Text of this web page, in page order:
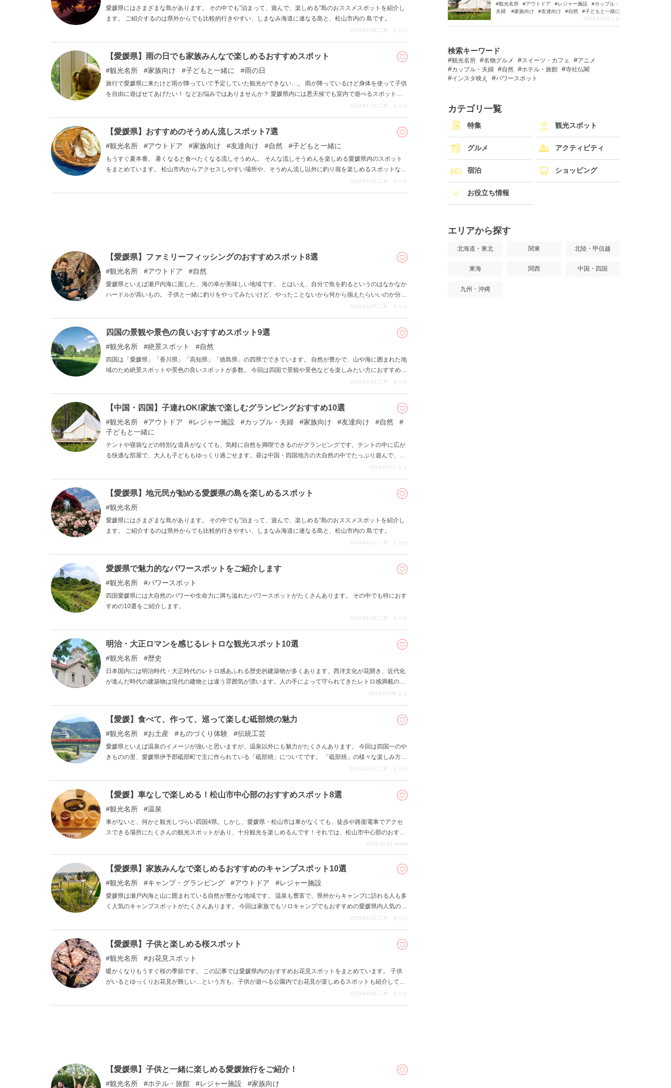
愛媛県にはさまざまな島があります。 その中でも”泊まって、遊んで、楽しめる”島のおススメスポットを紹介し
ます。 ご紹介するのは県外からでも比較的行きやすい、しまなみ海道に連なる島と、松山市内の 島です。
2024-08-06 二木 えりか
【愛媛県】雨の日でも家族みんなで楽しめるおすすめスポット
観光名所 家族向け 子どもと一緒に 雨の日
旅行で愛媛県に来たけど雨が降っていて予定していた観光ができない…。 雨が降っているけど身体を使って子供
を自由に遊ばせてあげたい！ などお悩みではありませんか？ 愛媛県内には悪天候でも室内で遊べるスポットが
たくさんあります。 今回はおすすめの「雨の日でも親子で楽しめる愛媛県のスポット」をご紹介します。
2024-07-12 二木 えりか
【愛媛県】おすすめのそうめん流しスポット7選
観光名所 アウトドア 家族向け 友達向け 自然 子どもと一緒に
もうすぐ夏本番。 暑くなると食べたくなる流しそうめん。 そんな流しそうめんを楽しめる愛媛県内のスポット
をまとめています。 松山市内からアクセスしやすい場所や、そうめん流し以外に釣り堀を楽しめるスポットなど
2024-07-11 二木 えりか
【愛媛県】ファミリーフィッシングのおすすめスポット8選
観光名所 アウトドア 自然
愛媛県といえば瀬戸内海に面した、海の幸が美味しい地域です。 とはいえ、自分で魚を釣るというのはなかなか
ハードルが高いもの。 子供と一緒に釣りをやってみたいけど、やったことないから何から揃えたらいいのか分か
らないし、どこに行けば釣れるのかも分からない…。 そんな方はぜひこの記事を参考にしてみてください。 愛
2024-06-27 二木 えりか
四国の景観や景色の良いおすすめスポット9選
観光名所 絶景スポット 自然
四国は「愛媛県」「香川県」「高知県」「徳島県」の四県でできています。 自然が豊かで、山や海に囲まれた地
域のため絶景スポットや景色の良いスポットが多数。 今回は四国で景観や景色などを楽しみたい方におすすめの
2024-06-24 二木 えりか
【中国・四国】子連れOK!家族で楽しむグランピングおすすめ10選
観光名所 アウトドア レジャー施設 カップル・夫婦 家族向け 友達向け
自然
子どもと一緒に
テントや寝袋などの特別な道具がなくても、気軽に自然を満喫できるのがグランピングです。テントの中に広が
る快適な部屋で、大人も子どももゆっくり過ごせます。昼は中国・四国地方の大自然の中でたっぷり遊んで、夜
2024-04-22 とも
【愛媛県】地元民が勧める愛媛県の島を楽しめるスポット
観光名所
愛媛県にはさまざまな島があります。 その中でも”泊まって、遊んで、楽しめる”島のおススメスポットを紹介し
ます。 ご紹介するのは県外からでも比較的行きやすい、しまなみ海道に連なる島と、松山市内の 島です。
2024-03-21 二木 えりか
愛媛県で魅力的なパワースポットをご紹介します
観光名所 パワースポット
四国愛媛県には大自然のパワーや生命力に満ち溢れたパワースポットがたくさんあります。 その中でも特におす
すめの10選をご紹介します。
2024-02-20 二木 えりか
明治・大正ロマンを感じるレトロな観光スポット10選
観光名所 歴史
日本国内には明治時代・大正時代のレトロ感あふれる歴史的建築物が多くあります。西洋文化が花開き、近代化
が進んだ時代の建築物は現代の建物とは違う雰囲気が漂います。人の手によって守られてきたレトロ感満載の建
2024-02-06 とも
【愛媛】食べて、作って、巡って楽しむ砥部焼の魅力
観光名所 お土産 ものづくり体験 伝統工芸
愛媛県といえば温泉のイメージが強いと思いますが、温泉以外にも魅力がたくさんあります。 今回は四国一のや
きものの里、愛媛県伊予郡砥部町で主に作られている「砥部焼」についてです。 「砥部焼」の様々な楽しみ方を
2023-12-11 二木 えりか
【愛媛】車なしで楽しめる！松山市中心部のおすすめスポット8選
観光名所 温泉
車がないと、何かと観光しづらい四国4県。しかし、愛媛県・松山市は車がなくても、徒歩や路面電車でアクセ
スできる場所にたくさんの観光スポットがあり、十分観光を楽しめるんです！それでは、松山市中心部のおすす
2023-10-31 Ayumi
【愛媛県】家族みんなで楽しめるおすすめのキャンプスポット10選
観光名所 キャンプ・グランピング アウトドア レジャー施設
愛媛県は瀬戸内海と山に囲まれている自然が豊かな地域です。 温泉も豊富で、県外からキャンプに訪れる人も多
く人気のキャンプスポットがたくさんあります。 今回は家族でもソロキャンプでもおすすめの愛媛県内人気のキ
2023-05-02 二木 えりか
【愛媛県】子供と楽しめる桜スポット
観光名所 お花見スポット
暖かくなりもうすぐ桜の季節です。 この記事では愛媛県内のおすすめお花見スポットをまとめています。 子供
がいるとゆっくりお花見が難しい…という方も、子供が遊べる公園内でお花見が楽しめるスポットも紹介してい
2023-03-03 二木 えりか
【愛媛県】子供と一緒に楽しめる愛媛旅行をご紹介！
観光名所 ホテル・旅館 レジャー施設 家族向け
観光名所 アウトドア レジャー施設
カップル・
夫婦
家族向け 友達向け 自然
子どもと一緒に
2024-04-22 とも
検索キーワード
観光名所 名物グルメ スイーツ・カフェ
アニメ
カップル・夫婦
自然 ホテル・旅館
寺社仏閣
インスタ映え
パワースポット
カテゴリ一覧
特集 観光スポット
グルメ アクティビティ
宿泊 ショッピング
お役立ち情報
エリアから探す
北海道・東北 関東 北陸・甲信越
東海 関西 中国・四国
九州・沖縄